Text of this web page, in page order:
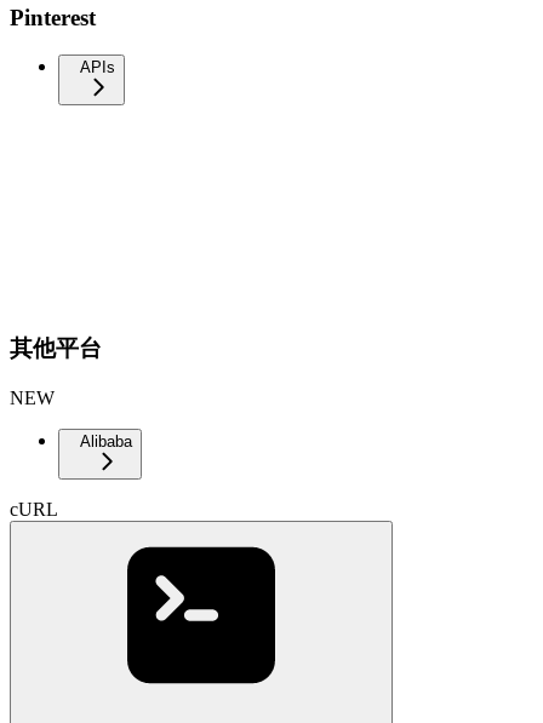
Pinterest
APIs
其他平台
NEW
Alibaba
cURL